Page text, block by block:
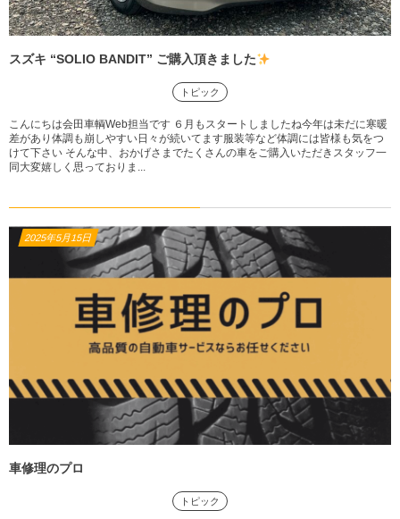
スズキ “SOLIO BANDIT” ご購入頂きました
トピック
こんにちは会田車輌Web担当です ６月もスタートしましたね今年は未だに寒暖
差があり体調も崩しやすい日々が続いてます服装等など体調には皆様も気をつ
けて下さい そんな中、おかげさまでたくさんの車をご購入いただきスタッフ一
同大変嬉しく思っておりま...
2025年5月15日
車修理のプロ
トピック